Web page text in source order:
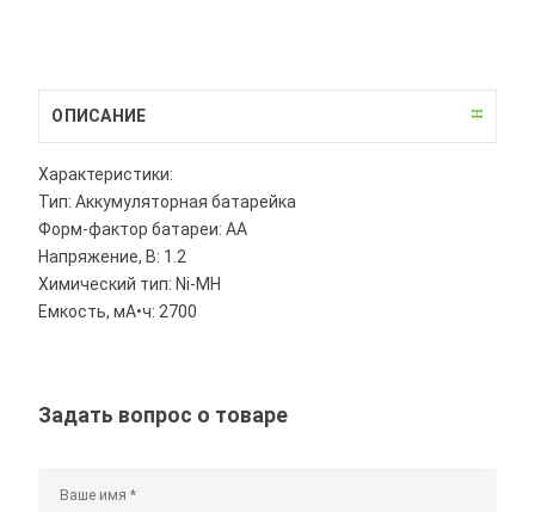
ОПИСАНИЕ
Характеристики:
Тип: Аккумуляторная батарейка
Форм-фактор батареи: AA
Напряжение, В: 1.2
Химический тип: Ni-MH
Емкость, мА•ч: 2700
Задать вопрос о товаре